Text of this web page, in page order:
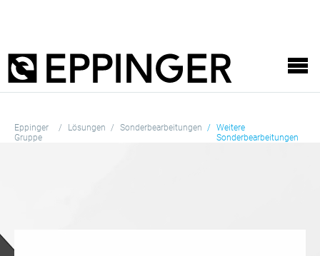
Eppinger
Gruppe
Lösungen Sonderbearbeitungen
Weitere
Sonderbearbeitungen